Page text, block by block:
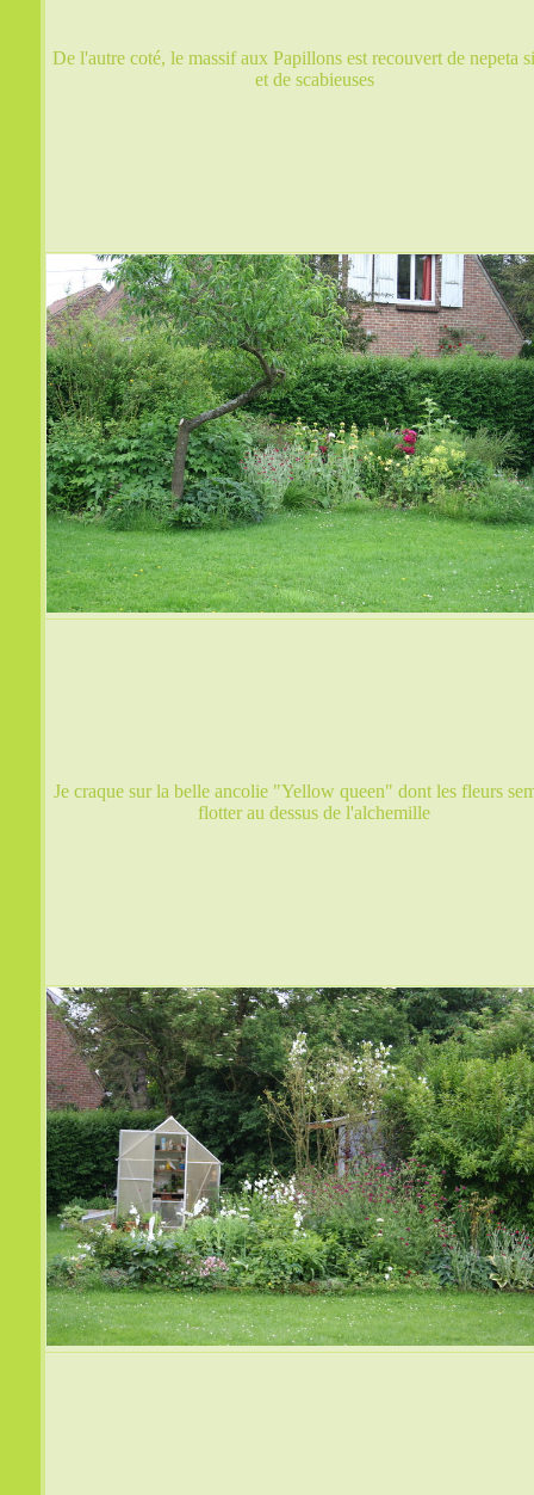
De l'autre coté, le massif aux Papillons est recouvert de nepeta
et de scabieuses
Je craque sur la belle ancolie "Yellow queen" dont les fleurs
flotter au dessus de l'alchemille